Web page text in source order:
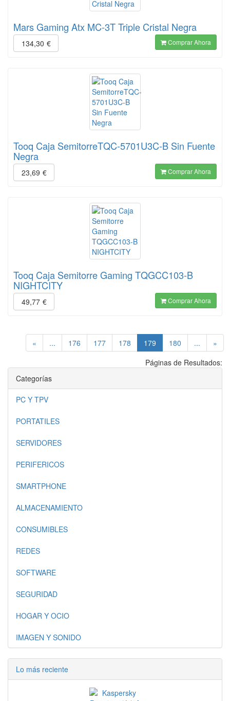
Mars Gaming Atx MC-3T Triple Cristal Negra
134,30 € Comprar Ahora
Tooq Caja SemitorreTQC-5701U3C-B Sin Fuente
Negra
23,69 € Comprar Ahora
Tooq Caja Semitorre Gaming TQGCC103-B
NIGHTCITY
49,77 € Comprar Ahora
« ... 176 177 178 179 (current)
180 ...
»
Páginas de Resultados:
Categorías
PC Y TPV
PORTATILES
SERVIDORES
PERIFERICOS
SMARTPHONE
ALMACENAMIENTO
CONSUMIBLES
REDES
SOFTWARE
SEGURIDAD
HOGAR Y OCIO
IMAGEN Y SONIDO
Lo más reciente